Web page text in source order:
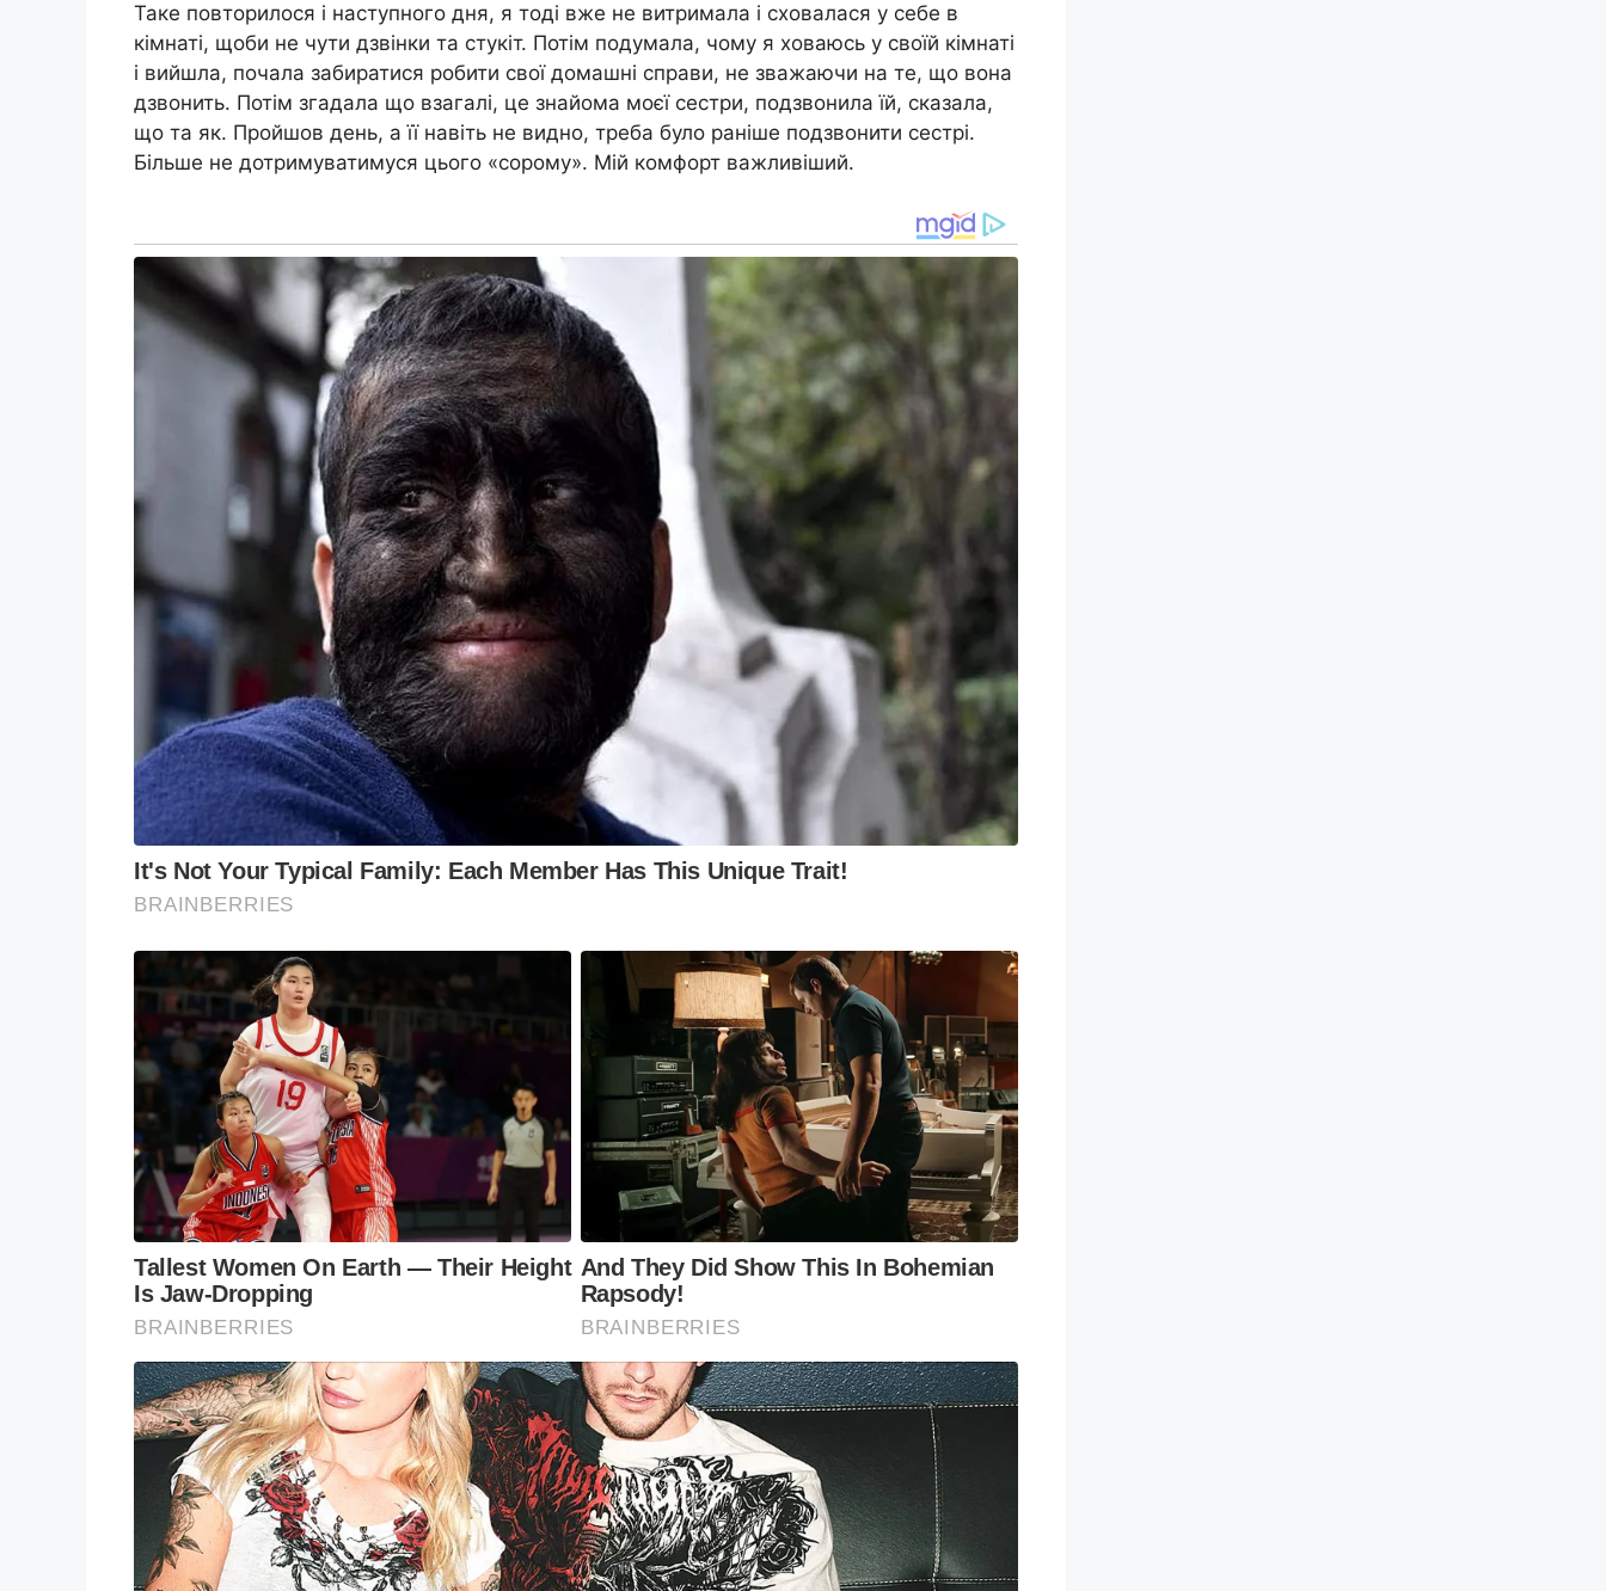
Таке повторилося і наступного дня, я тоді вже не витримала і сховалася у себе в
кімнаті, щоби не чути дзвінки та стукіт. Потім подумала, чому я ховаюсь у своїй кімнаті
і вийшла, почала забиратися робити свої домашні справи, не зважаючи на те, що вона
дзвонить. Потім згадала що взагалі, це знайома моєї сестри, подзвонила їй, сказала,
що та як. Пройшов день, а її навіть не видно, треба було раніше подзвонити сестрі.
Більше не дотримуватимуся цього «соpому». Мій комфорт важливіший.